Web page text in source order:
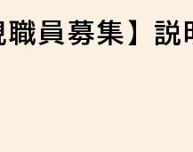
職員募集】